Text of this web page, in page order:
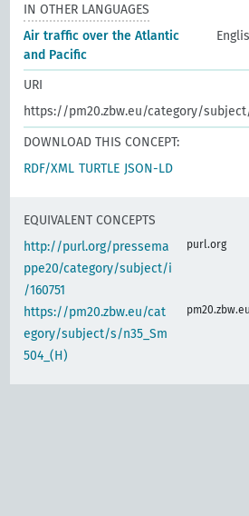
IN OTHER LANGUAGES
Air traffic over the Atlantic
and Pacific
URI
https://pm20.zbw.eu/category/
DOWNLOAD THIS CONCEPT:
RDF/XML TURTLE JSON-LD
EQUIVALENT CONCEPTS
http://purl.org/pressema
ppe20/category/subject/i
/160751
purl.org
https://pm20.zbw.eu/cat
egory/subject/s/n35_Sm
504_(H)
pm20.zbw.eu